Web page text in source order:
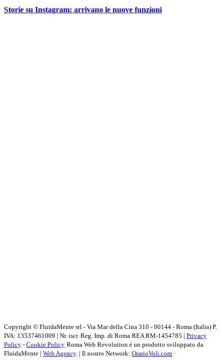
Storie su Instagram: arrivano le nuove funzioni
Copyright © FluidaMente srl - Via Mar della Cina 310 - 00144 - Roma (Italia) P.
IVA: 13537461009 | Nr. iscr. Reg. Imp. di Roma REA RM-1454785 | Privacy
Policy - Cookie Policy Roma Web Revolution è un prodotto sviluppato da
FluidaMente | Web Agency. | Il nostro Network: OrarioVoli.com ·